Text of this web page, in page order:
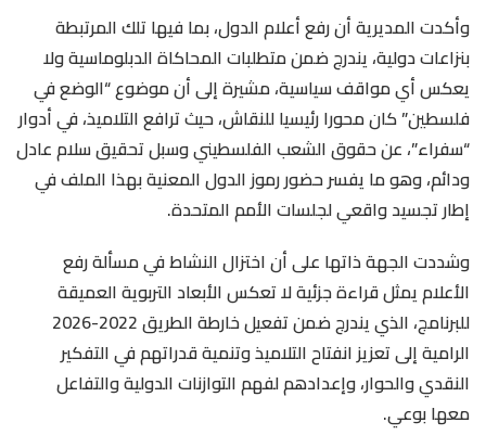
وأكدت المديرية أن رفع أعلام الدول، بما فيها تلك المرتبطة
بنزاعات دولية، يندرج ضمن متطلبات المحاكاة الدبلوماسية ولا
يعكس أي مواقف سياسية، مشيرة إلى أن موضوع “الوضع في
فلسطين” كان محورا رئيسيا للنقاش، حيث ترافع التلاميذ، في أدوار
“سفراء”، عن حقوق الشعب الفلسطيني وسبل تحقيق سلام عادل
ودائم، وهو ما يفسر حضور رموز الدول المعنية بهذا الملف في
إطار تجسيد واقعي لجلسات الأمم المتحدة.
وشددت الجهة ذاتها على أن اختزال النشاط في مسألة رفع
الأعلام يمثل قراءة جزئية لا تعكس الأبعاد التربوية العميقة
للبرنامج، الذي يندرج ضمن تفعيل خارطة الطريق 2022-2026
الرامية إلى تعزيز انفتاح التلاميذ وتنمية قدراتهم في التفكير
النقدي والحوار، وإعدادهم لفهم التوازنات الدولية والتفاعل
معها بوعي.